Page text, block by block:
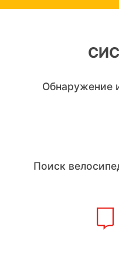
Обнаружение
Поиск